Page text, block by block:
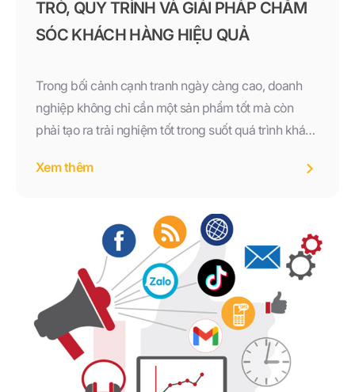
TRÒ, QUY TRÌNH VÀ GIẢI PHÁP CHĂM
SÓC KHÁCH HÀNG HIỆU QUẢ
Trong bối cảnh cạnh tranh ngày càng cao, doanh
nghiệp không chỉ cần một sản phẩm tốt mà còn
phải tạo ra trải nghiệm tốt trong suốt quá trình khách
chăm sóc khách hàng ngày càng trở thành một hoạt
Xem thêm